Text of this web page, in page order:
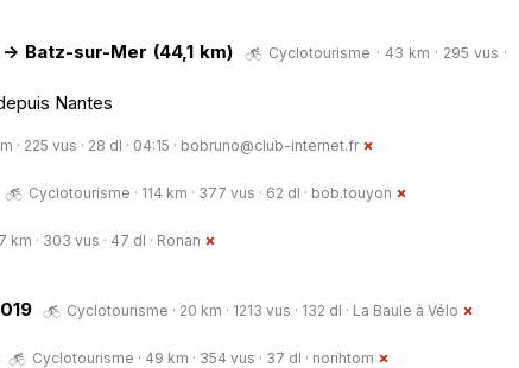
> Batz-sur-Mer (44,1 km)
Cyclotourisme · 43 km · 295 vus ·
Nantes
225 vus · 28 dl · 04:15 · bobruno@club-internet.fr
Cyclotourisme · 114 km · 377 vus · 62 dl · bob.touyon
km · 303 vus · 47 dl · Ronan
Cyclotourisme · 20 km · 1213 vus · 132 dl · La Baule à Vélo
Cyclotourisme · 49 km · 354 vus · 37 dl · norihtom